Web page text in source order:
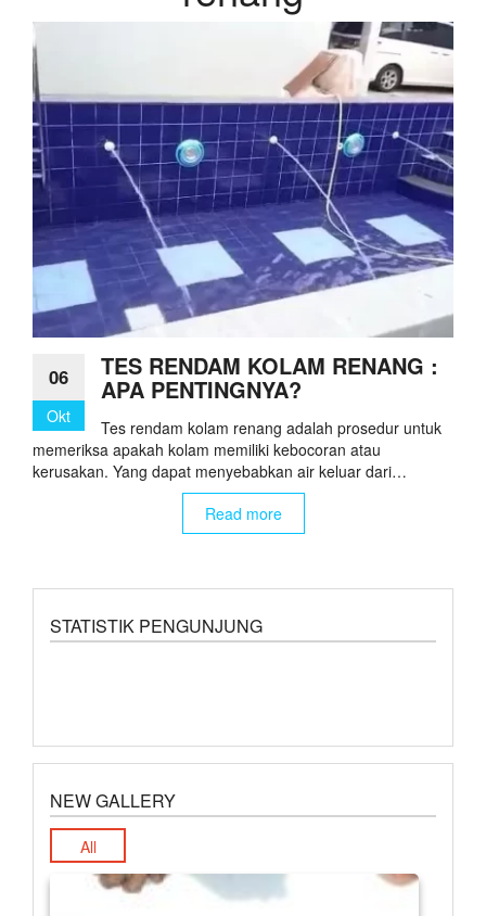
06
Okt
TES RENDAM KOLAM RENANG :
APA PENTINGNYA?
Tes rendam kolam renang adalah prosedur untuk
memeriksa apakah kolam memiliki kebocoran atau
kerusakan. Yang dapat menyebabkan air keluar dari…
Read more
STATISTIK PENGUNJUNG
NEW GALLERY
All